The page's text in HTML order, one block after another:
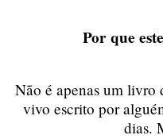
Por que
Não é apenas um livro
vivo escrito por
dias.